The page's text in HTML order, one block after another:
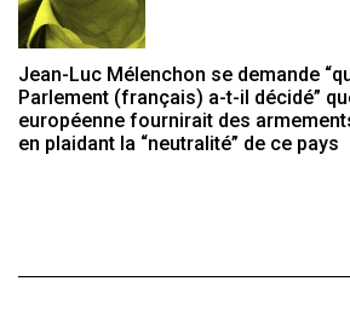
Jean-Luc Mélenchon se demande
Parlement (français) a-t-il décidé”
européenne fournirait des
en plaidant la “neutralité” de ce pays